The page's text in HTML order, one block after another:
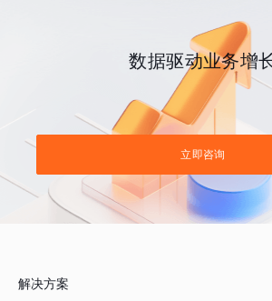
数据驱动业务增
立即咨询
解决方案